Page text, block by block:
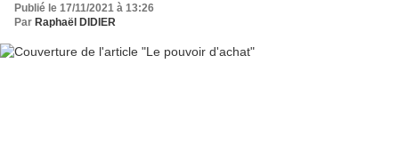
Publié le 17/11/2021 à 13:26
Par Raphaël DIDIER